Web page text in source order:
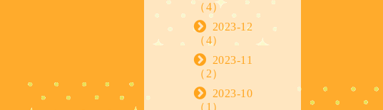
（4）
2023-12
（4）
2023-11
（2）
2023-10
（1）